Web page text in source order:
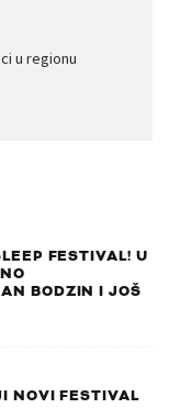
u regionu
FESTIVAL! U
BODZIN I JOŠ
NOVI FESTIVAL